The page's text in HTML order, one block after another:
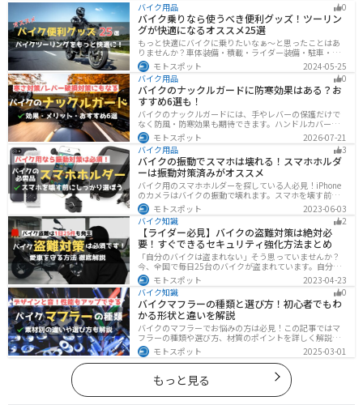
バイク用品 0
バイク乗りなら使うべき便利グッズ！ツーリン
グが快適になるオススメ25選
もっと快適にバイクに乗りたいなぁ〜と思ったことはあ
りませんか？車体装備・積載・ライダー装備・駐車・メ
ンテ・トラブル対応の6ジャンルで、バイクをもっと快適
にするオススメ便利グッズを紹介します！
モトスポット
2024-05-25
バイク用品
0
バイクのナックルガードに防寒効果はある？お
すすめ6選も！
バイクのナックルガードには、手やレバーの保護だけで
なく防風・防寒効果も期待できます。ハンドルカバーと
の違いやメリット・デメリット、選び方を解説し、冬の
ツーリングにおすすめの大型ナックルガード6選を価格や
特徴とともに紹介します。
モトスポット
2026-07-21
バイク用品
3
バイクの振動でスマホは壊れる！スマホホルダ
ーは振動対策済みがオススメ
バイク用のスマホホルダーを探している人必見！iPhone
のカメラはバイクの振動で壊れます。スマホを壊す前
に、振動対策がされたスマホホルダーを使うようにしま
しょう。カメラを壊さないための4つの方法とオススメの
スマホホルダーを紹介します。
モトスポット
2023-06-03
バイク知識
2
【ライダー必見】バイクの盗難対策は絶対必
要！すぐできるセキュリティ強化方法まとめ
「自分のバイクは盗まれない」そう思っていませんか？
今、全国で毎日25台のバイクが盗まれています。自分の
バイクは大丈夫という保証はどこにもありません。バイ
クの盗難対策の方法を理解して、自分のバイクは自分で
守りましょう。
モトスポット
2023-04-23
バイク知識
0
バイクマフラーの種類と選び方！初心者でもわ
かる形状と違いを解説
バイクのマフラーでお悩みの方は必見！この記事ではマ
フラーの種類や選び方、材質のポイントを詳しく解説し
ています。実は初めてのカスタマイズには、先端だけ変
えられるスリップオンマフラーがおすすめです。記事を
読めば、理想のサウンドと走りを手に入れられます。
モトスポット 2025-03-01
もっと見る